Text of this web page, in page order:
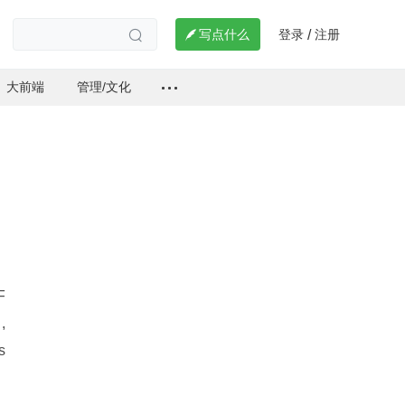
  写点什么 登录 / 注册
大前端 管理/文化